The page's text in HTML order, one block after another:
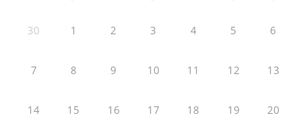
30 1 2 3 4 5 6
7 8 9 10 11 12 13
14 15 16 17 18 19 20